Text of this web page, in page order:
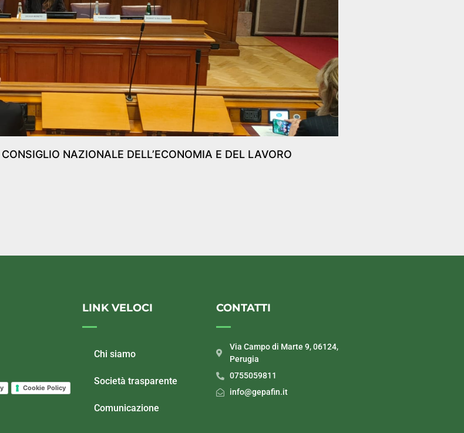
NAZIONALE DELL’ECONOMIA E DEL LAVORO
Cookie Policy
LINK VELOCI
Chi siamo
Società trasparente
Comunicazione
CONTATTI
Via Campo di Marte 9, 06124,
Perugia
0755059811
info@gepafin.it